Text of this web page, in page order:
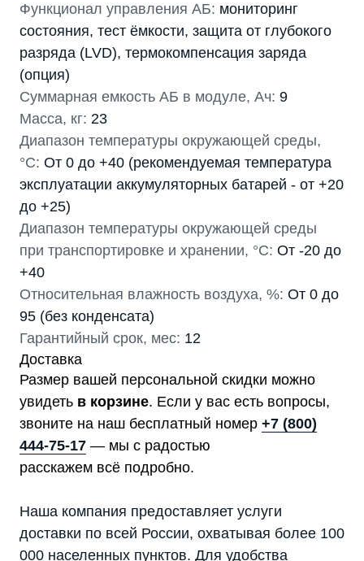
Функционал управления АБ: мониторинг
состояния, тест ёмкости, защита от глубокого
разряда (LVD), термокомпенсация заряда
(опция)
Суммарная емкость АБ в модуле, Ач: 9
Масса, кг: 23
Диапазон температуры окружающей среды,
°С: От 0 до +40 (рекомендуемая температура
эксплуатации аккумуляторных батарей - от +20
до +25)
Диапазон температуры окружающей среды
при транспортировке и хранении, °С: От -20 до
+40
Относительная влажность воздуха, %: От 0 до
95 (без конденсата)
Гарантийный срок, мес: 12
Доставка
Размер вашей персональной скидки можно
увидеть в корзине. Если у вас есть вопросы,
звоните на наш бесплатный номер +7 (800)
444-75-17 — мы с радостью
расскажем всё подробно.
Наша компания предоставляет услуги
доставки по всей России, охватывая более 100
000 населенных пунктов. Для удобства